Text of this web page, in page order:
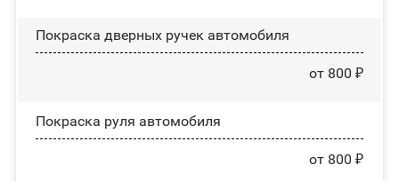
Покраска дверных ручек автомобиля
от 800 ₽
Покраска руля автомобиля
от 800 ₽